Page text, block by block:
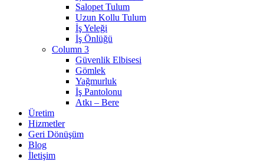
Salopet Tulum
Uzun Kollu Tulum
İş Yeleği
İş Önlüğü
Column 3
Güvenlik Elbisesi
Gömlek
Yağmurluk
İş Pantolonu
Atkı – Bere
Üretim
Hizmetler
Geri Dönüşüm
Blog
İletişim